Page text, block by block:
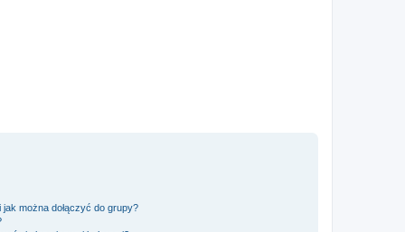
można dołączyć do grupy?